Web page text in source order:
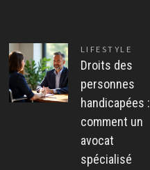
LIFESTYLE
Droits des
personnes
handicapées :
comment un
avocat
spécialisé